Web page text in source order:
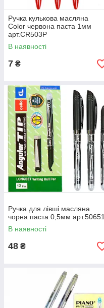
Ручка кулькова масляна
Color червона паста 1мм
арт.СR503Р
В наявності
7 ₴
Ручка для лівші масляна
чорна паста 0,5мм арт.50651
В наявності
48 ₴